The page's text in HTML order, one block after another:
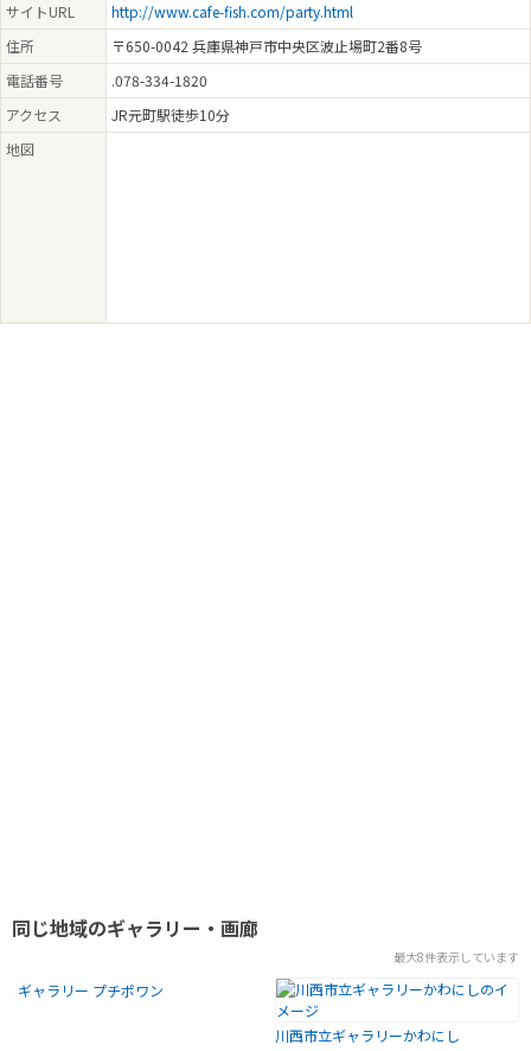
サイトURL
http://www.cafe-fish.com/party.html
住所
〒650-0042 兵庫県神戸市中央区波止場町2番8号
電話番号
.078-334-1820
アクセス
JR元町駅徒歩10分
地図
同じ地域のギャラリー・画廊
最大8件表示しています
ギャラリー プチポワン
川西市立ギャラリーかわにし